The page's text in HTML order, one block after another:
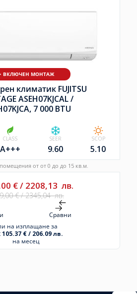
ВКЛЮЧЕН МОНТАЖ
климатик FUJITSU
ASEH07KJCAL /
7 000 BTU
CLASS
A+++
SEER
9.60
SCOP
5.10
от от 0 до до 15 кв.м.
€/ 2208,13 лв.
€/2345,04лв.
Сравни
на изплащане за
105.37 € / 206.09 лв.
на месец